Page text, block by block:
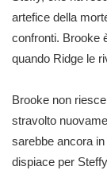
artefice della
confronti. Brooke
quando Ridge le
Brooke non
stravolto
sarebbe ancora
dispiace per